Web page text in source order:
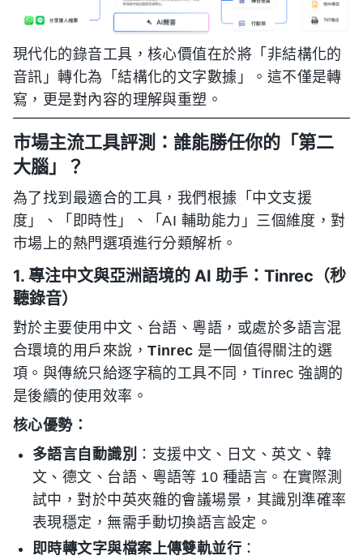
現代化的錄音工具，核心價值在於將「非結構化的
音訊」轉化為「結構化的文字數據」。這不僅是轉
寫，更是對內容的理解與重塑。
市場主流工具評測：誰能勝任你的「第二
大腦」？
為了找到最適合的工具，我們根據「中文支援
度」、「即時性」、「AI 輔助能力」三個維度，對
市場上的熱門選項進行分類解析。
1. 專注中文與亞洲語境的 AI 助手：Tinrec（秒
聽錄音）
對於主要使用中文、台語、粵語，或處於多語言混
合環境的用戶來說，Tinrec 是一個值得關注的選
項。與傳統只給逐字稿的工具不同，Tinrec 強調的
是後續的使用效率。
核心優勢：
多語言自動識別 ：支援中文、日文、英文、韓
文、德文、台語、粵語等 10 種語言。在實際測
試中，對於中英夾雜的會議場景，其識別準確率
表現穩定，無需手動切換語言設定。
即時轉文字與檔案上傳雙軌並行 ：